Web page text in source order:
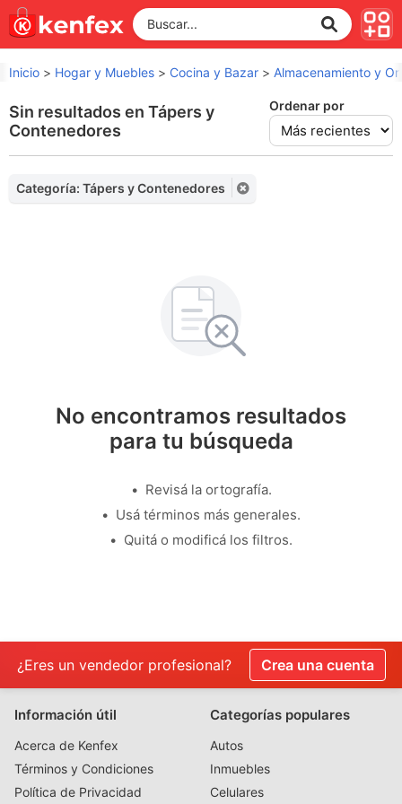
Inicio > Hogar y Muebles > Cocina y Bazar > Almacenamiento y
Sin resultados en Tápers y
Contenedores
Ordenar por
Categoría: Tápers y Contenedores
No encontramos resultados
para tu búsqueda
Revisá la ortografía.
Usá términos más generales.
Quitá o modificá los filtros.
¿Eres un vendedor profesional? Crea una cuenta
Información útil
Acerca de Kenfex
Términos y Condiciones
Política de Privacidad
Categorías populares
Autos
Inmuebles
Celulares